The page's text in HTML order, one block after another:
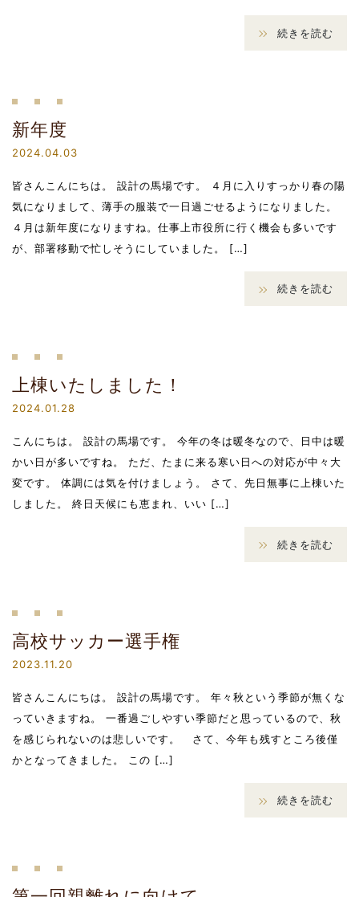
続きを読む
新年度
2024.04.03
皆さんこんにちは。 設計の馬場です。 ４月に入りすっかり春の陽
気になりまして、薄手の服装で一日過ごせるようになりました。
４月は新年度になりますね。仕事上市役所に行く機会も多いです
が、部署移動で忙しそうにしていました。 […]
続きを読む
上棟いたしました！
2024.01.28
こんにちは。 設計の馬場です。 今年の冬は暖冬なので、日中は暖
かい日が多いですね。 ただ、たまに来る寒い日への対応が中々大
変です。 体調には気を付けましょう。 さて、先日無事に上棟いた
しました。 終日天候にも恵まれ、いい […]
続きを読む
高校サッカー選手権
2023.11.20
皆さんこんにちは。 設計の馬場です。 年々秋という季節が無くな
っていきますね。 一番過ごしやすい季節だと思っているので、秋
を感じられないのは悲しいです。 さて、今年も残すところ後僅
かとなってきました。 この […]
続きを読む